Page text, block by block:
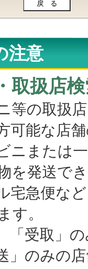
注意
取扱店
等の取扱
可能な店
たは一
を発送で
便など
す。
取」の
みの店